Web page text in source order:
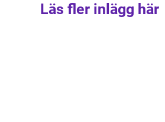
Läs fler inlägg här